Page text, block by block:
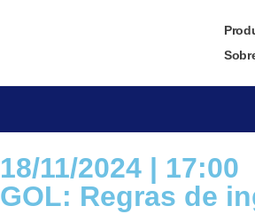
18/11/2024 | 17:00
GOL: Regras de